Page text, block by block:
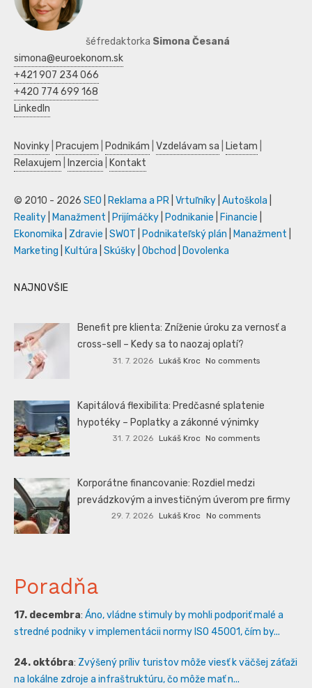
šéfredaktorka Simona Česaná
simona@euroekonom.sk
+421 907 234 066
+420 774 699 168
LinkedIn
Novinky Pracujem Podnikám Vzdelávam sa Lietam
Relaxujem
Inzercia Kontakt
© 2010 - 2026 SEO Reklama a PR Vrtuľníky Autoškola
Reality
Manažment Prijímáčky Podnikanie Financie
Ekonomika
Zdravie SWOT Podnikateľský plán Manažment
Marketing
Kultúra Skúšky Obchod Dovolenka
NAJNOVŠIE
Benefit pre klienta: Zníženie úroku za vernosť a
cross-sell – Kedy sa to naozaj oplatí?
31. 7. 2026 Lukáš Kroc No comments
Kapitálová flexibilita: Predčasné splatenie
hypotéky – Poplatky a zákonné výnimky
31. 7. 2026 Lukáš Kroc No comments
Korporátne financovanie: Rozdiel medzi
prevádzkovým a investičným úverom pre firmy
29. 7. 2026 Lukáš Kroc No comments
Poradňa
17. decembra: Áno, vládne stimuly by mohli podporiť malé a
stredné podniky v implementácii normy ISO 45001, čím by...
24. októbra: Zvýšený príliv turistov môže viesť k väčšej záťaži
na lokálne zdroje a infraštruktúru, čo môže mať n...